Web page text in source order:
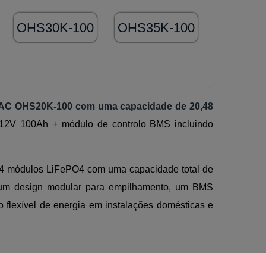
OHS30K-100 OHS35K-100
OHS20K-100 com uma capacidade de 20,48
100Ah + módulo de controlo BMS incluindo
módulos LiFePO4 com uma capacidade total de
design modular para empilhamento, um BMS
de energia em instalações domésticas e